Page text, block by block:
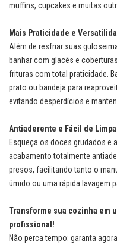
muffins, cupcakes e muitas
Mais Praticidade e
Além de resfriar suas
banhar com glacês e
frituras com total praticidade.
prato ou bandeja para
evitando desperdícios e
Antiaderente e Fácil de
Esqueça os doces grudados e
acabamento totalmente
presos, facilitando tanto o
úmido ou uma rápida lavagem
Transforme sua cozinha em
profissional!
Não perca tempo: garanta